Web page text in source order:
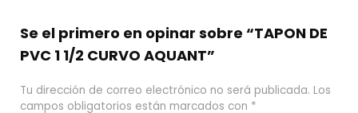
Se el primero en opinar sobre “TAPON DE
PVC 1 1/2 CURVO AQUANT”
Tu dirección de correo electrónico no será publicada. Los
campos obligatorios están marcados con *